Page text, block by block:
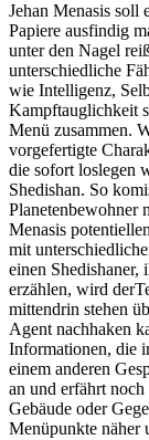
Jehan Menasis soll
Papiere ausfindig
unter den Nagel
unterschiedliche
wie Intelligenz,
Kampftauglichkeit
Menü zusammen.
vorgefertigte
die sofort loslegen
Shedishan. So
Planetenbewohner
Menasis
mit
einen Shedishaner,
erzählen, wird
mittendrin stehen
Agent nachhaken
Informationen, die
einem anderen
an und erfährt
Gebäude oder
Menüpunkte näher